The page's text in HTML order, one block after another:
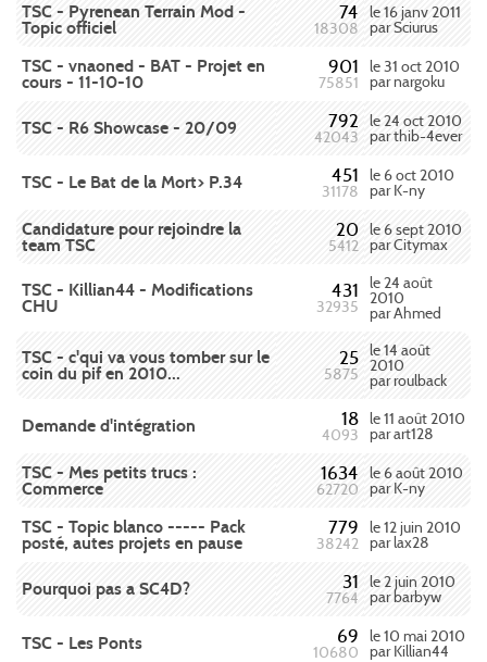
TSC - Pyrenean Terrain Mod -
Topic officiel
74
18308
le 16 janv 2011
par Sciurus
TSC - vnaoned - BAT - Projet en
cours - 11-10-10
901
75851
le 31 oct 2010
par nargoku
TSC - R6 Showcase - 20/09 792
42043
le 24 oct 2010
par thib-4ever
TSC - Le Bat de la Mort> P.34 451
31178
le 6 oct 2010
par K-ny
Candidature pour rejoindre la
team TSC
20
5412
le 6 sept 2010
par Citymax
TSC - Killian44 - Modifications
CHU
431
32935
le 24 août
2010
par Ahmed
TSC - c'qui va vous tomber sur le
coin du pif en 2010...
25
5875
le 14 août
2010
par roulback
Demande d'intégration 18
4093
le 11 août 2010
par art128
TSC - Mes petits trucs :
Commerce
1634
62720
le 6 août 2010
par K-ny
TSC - Topic blanco ----- Pack
posté, autes projets en pause
779
38242
le 12 juin 2010
par lax28
Pourquoi pas a SC4D? 31
7764
le 2 juin 2010
par barbyw
TSC - Les Ponts 69
10680
le 10 mai 2010
par Killian44